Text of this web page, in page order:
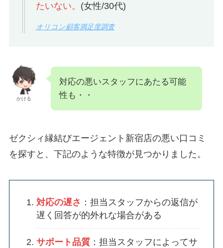
たいない。 (女性/30代)
オリコン顧客満足度調査
かける
対応の悪いスタッフにあたる可能
性も・・
ゼクシィ縁結びエージェント新宿店の悪い口コミ
を探すと、下記のような特徴が見つかりました。
対応の遅さ ：担当スタッフからの返信が
遅く回答が的外れな場合がある
サポート品質：担当スタッフによってサ